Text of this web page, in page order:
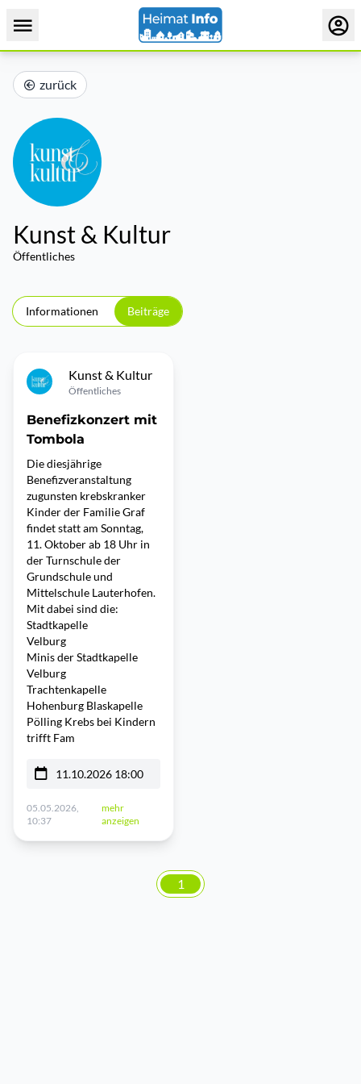
zurück
Kunst & Kultur
Öffentliches
Informationen Beiträge
Kunst & Kultur
Öffentliches
Benefizkonzert mit
Tombola
Die diesjährige
Benefizveranstaltung
zugunsten krebskranker
Kinder der Familie Graf
findet statt am Sonntag,
11. Oktober ab 18 Uhr in
der Turnschule der
Grundschule und
Mittelschule Lauterhofen.
Mit dabei sind die:
Stadtkapelle
Velburg
Minis der Stadtkapelle
Velburg
Trachtenkapelle
Hohenburg Blaskapelle
Pölling Krebs bei Kindern
trifft Fam
11.10.2026 18:00
05.05.2026,
10:37
mehr
anzeigen
1